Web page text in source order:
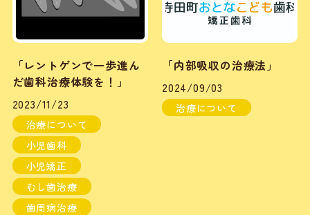
「レントゲンで一歩進ん
だ歯科治療体験を！」
2023/11/23
治療について
小児歯科
小児矯正
むし歯治療
歯周病治療
「内部吸収の治療法」
2024/09/03
治療について